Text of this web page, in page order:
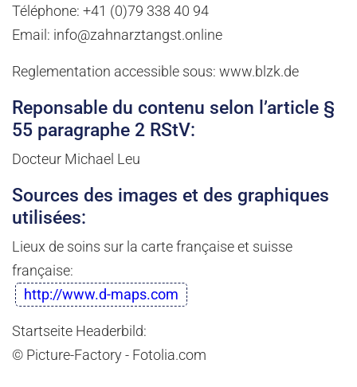
Téléphone: +41 (0)79 338 40 94
Email: info@zahnarztangst.online
Reglementation accessible sous: www.blzk.de
Reponsable du contenu selon l’article §
55 paragraphe 2 RStV:
Docteur Michael Leu
Sources des images et des graphiques
utilisées:
Lieux de soins sur la carte française et suisse
française:
http://www.d-maps.com
Startseite Headerbild:
© Picture-Factory - Fotolia.com